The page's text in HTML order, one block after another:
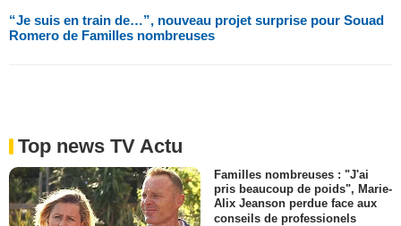
“Je suis en train de…”, nouveau projet surprise pour Souad
Romero de Familles nombreuses
Top news TV Actu
Familles nombreuses : "J'ai
pris beaucoup de poids", Marie-
Alix Jeanson perdue face aux
conseils de professionels